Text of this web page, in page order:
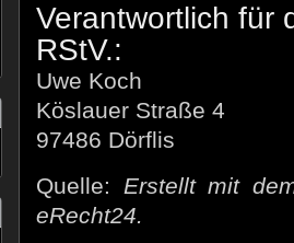
Verantwortlich für
RStV.:
Uwe Koch
Köslauer Straße 4
97486 Dörflis
Quelle: Erstellt mit
eRecht24.